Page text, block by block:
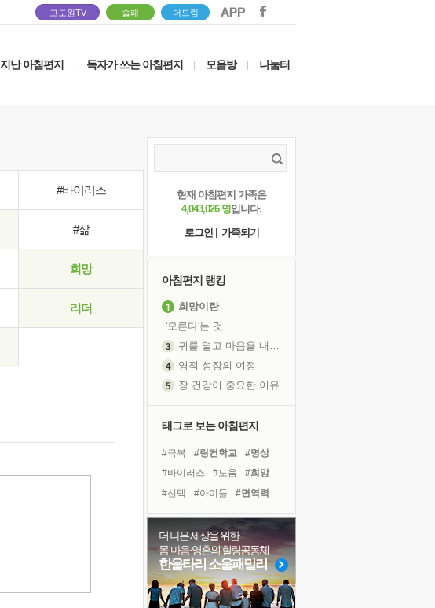
고도원TV 솔패 더드림
지난 아침편지 독자가 쓰는 아침편지 모음방 나눔터
#바이러스
#삶
희망
리더
현재 아침편지 가족은
4,043,026 명입니다.
로그인
가족되기
아침편지 랭킹
희망이란
'모른다'는 것
귀를 열고 마음을 내어주고
영적 성장의 여정
장 건강이 중요한 이유
흙이 된 몸으로 출근하는 여자
꿈이 실제가 되는 것
'말 타는 법'을 먼저
졸업식 사진을 보며
극심한 변비, 어깨결림, 수면 장애
아픈 아버지를 위한 공간 설계
태그로 보는 아침편지
#극복 #링컨학교
#명상
#바이러스
#도움
#희망
#선택
#아이들
#면역력
#친구
#독서캠프
#사람
#리더
#나눔
#위기
#비전캠프
#경험
#계획
#유튜브
#삶 #다짐
더 나은 세상을 위한
몸·마음·영혼의 힐링공동체
한울타리 소울패밀리